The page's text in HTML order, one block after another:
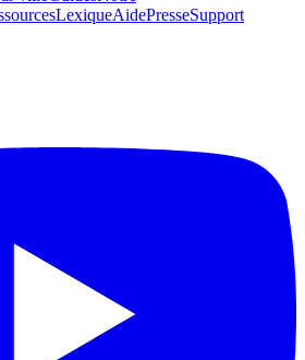
LexiqueAidePresseSupport